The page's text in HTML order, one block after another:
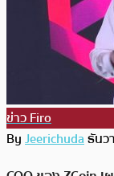
ข่าว Firo
ByJeerichudaธันว